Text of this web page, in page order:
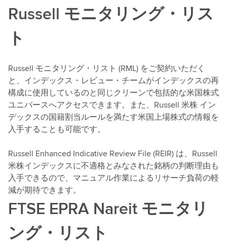
Russell モニタリング・リス
ト
Russell モニタリング・リスト (RML) をご契約いただく
と、インデックス・レビュー・チームがインデックスの再
構成に使用しているのと同じクリーンで包括的な米国株式
ユニバースへアクセスできます。また、Russell 米株 イン
デックスの国籍割当ルールを満たす米国上場株式の情報を
入手することも可能です。
Russell Enhanced Indicative Review File (REIR) は、Russell
米株インデックスに不適格とみなされた銘柄の判断理由も
入手できるので、マニュアル作業によるリサーチ負荷の軽
減が期待できます。
FTSE EPRA Nareit モニタリ
ング・リスト